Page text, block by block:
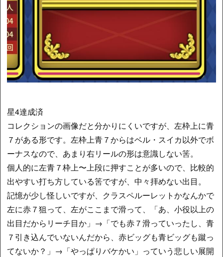
星4達成済
コレクションの画像だと分かりにくいですが、左枠上に青
７がある形です。左枠上青７からはベル・スイカ以外でボ
ーナスなので、あまり右リールの形は意識しない筈。
個人的に左青７枠上〜上段に押すことが多いので、比較的
出やすい打ち方している筈ですが、中々拝めない出目。
記憶が少し怪しいですが、クラスペルーレットかなんかで
左に赤７狙って、左がここまで滑って、「あ、小役以上の
出目だからリーチ目か」→「でも赤７滑っていったし、青
７引き込んでいないんだから、赤ビッグも青ビッグも蹴っ
てないか？」→「やっぱりバケかい」っていう悲しい展開